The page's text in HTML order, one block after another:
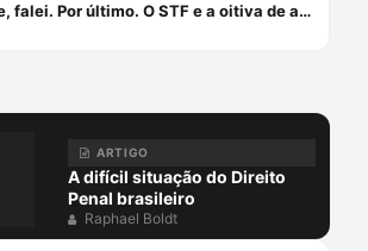
Ep. 012 Mamãe, falei. Por último. O STF e a oitiva de adolescentes em conflito com a lei (HC 212.693)
ARTIGO
A difícil situação do Direito
Penal brasileiro
Raphael Boldt